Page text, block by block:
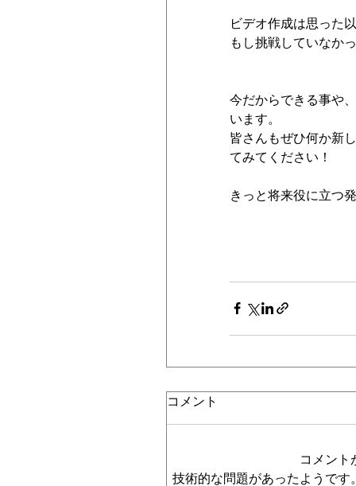
ビデオ作成は思った
もし挑戦していなか
今だからできる事や
います。
皆さんもぜひ何か新
てみてください！
きっと将来役に立つ
コメント
コメント
技術的な問題があったようで